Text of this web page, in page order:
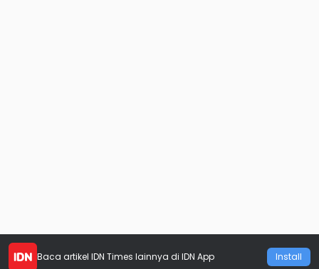
Baca artikel IDN Times lainnya di IDN App Install